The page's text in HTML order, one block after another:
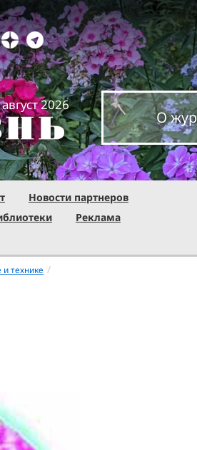
2026
О
Новости партнеров
Реклама
и технике /